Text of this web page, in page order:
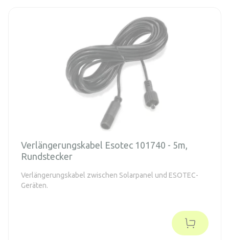
Verlängerungskabel Esotec 101740 - 5m,
Rundstecker
Verlängerungskabel zwischen Solarpanel und ESOTEC-
Geräten.